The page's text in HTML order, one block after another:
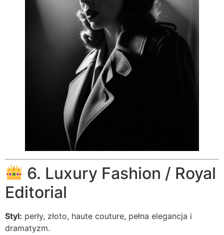
6. Luxury Fashion / Royal
Editorial
Styl: perły, złoto, haute couture, pełna elegancja i
dramatyzm.